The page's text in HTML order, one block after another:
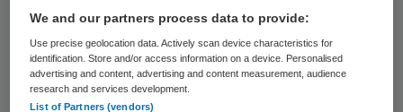
Dat blijkt uit cijfers van het Centraal
Bureau voor de Statistiek (CBS) die
maandag naar buiten kwamen. In 2014
verbleven ruim 245 duizend volwassenen in
We and our partners process data to provide:
Use precise geolocation data. Actively scan device characteristics for
identification. Store and/or access information on a device. Personalised
advertising and content, advertising and content measurement, audience
research and services development.
List of Partners (vendors)